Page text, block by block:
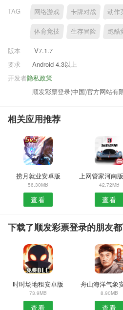
TAG 网络游戏 卡牌对战 动作
体育竞技 生存冒险 跑酷
版本
V7.1.7
要求
Android 4.3以上
隐私政策
开发者
顺发彩票登录(中国)官方网站有
相关应用推荐
捞月就业安卓版
56.30MB
查看
42.72MB
查看
下载了顺发彩票登录的朋友
时时场地租安卓版
73.9MB
查看
舟山海洋气象
8.90MB
查看